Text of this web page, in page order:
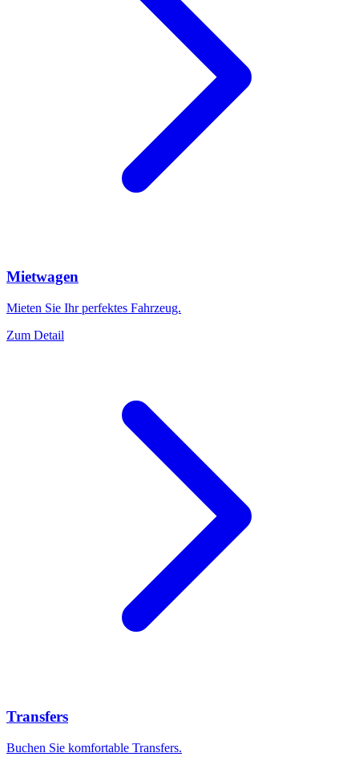
Mietwagen
Mieten Sie Ihr perfektes Fahrzeug.
Zum Detail
Transfers
Buchen Sie komfortable Transfers.